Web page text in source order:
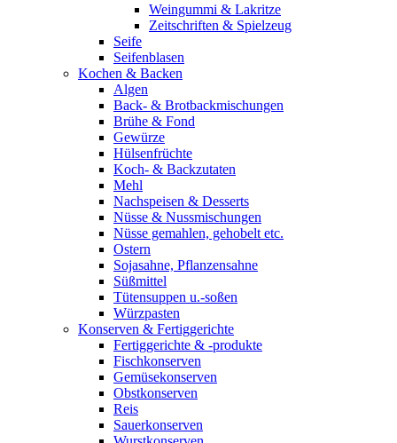
Weingummi & Lakritze
Zeitschriften & Spielzeug
Seife
Seifenblasen
Kochen & Backen
Algen
Back- & Brotbackmischungen
Brühe & Fond
Gewürze
Hülsenfrüchte
Koch- & Backzutaten
Mehl
Nachspeisen & Desserts
Nüsse & Nussmischungen
Nüsse gemahlen, gehobelt etc.
Ostern
Sojasahne, Pflanzensahne
Süßmittel
Tütensuppen u.-soßen
Würzpasten
Konserven & Fertiggerichte
Fertiggerichte & -produkte
Fischkonserven
Gemüsekonserven
Obstkonserven
Reis
Sauerkonserven